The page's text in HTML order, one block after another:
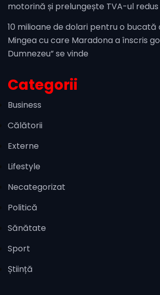
motorină și prelungește TVA-ul
10 milioane de dolari pentru o bucată
Mingea cu care Maradona a înscris
Dumnezeu” se vinde
Categorii
Business
Călătorii
Externe
Lifestyle
Necategorizat
Politică
Sănătate
Sport
Știință